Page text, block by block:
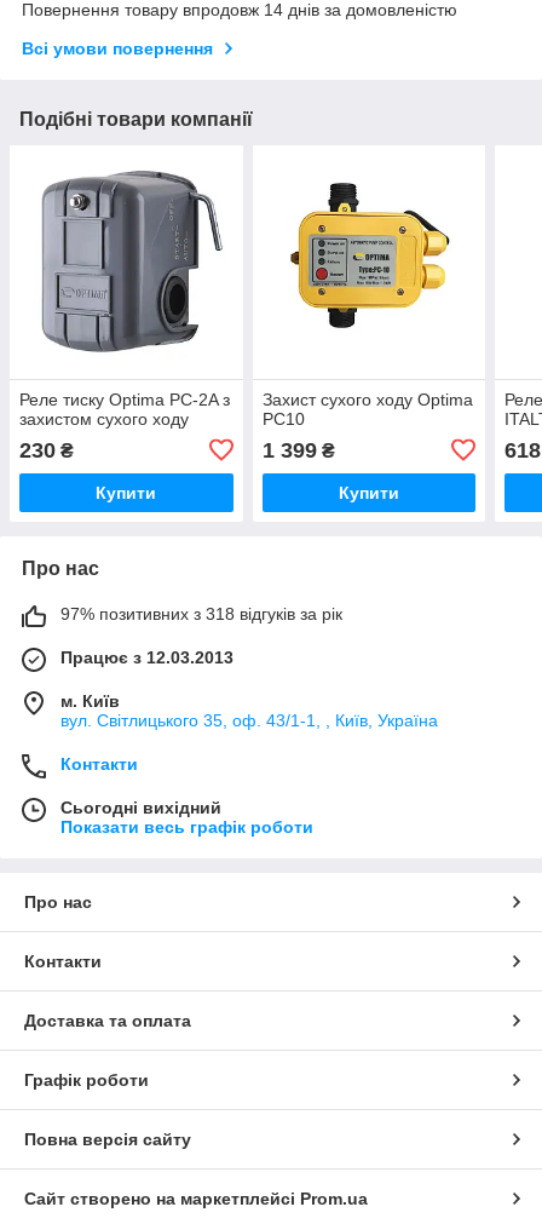
Повернення товару впродовж 14 днів за домовленістю
Всі умови повернення
Подібні товари компанії
Реле тиску Optima РС-2A з
захистом сухого ходу
230 ₴
Купити
Захист сухого ходу Optima
PC10
1 399₴
Купити
618
Про нас
97% позитивних з 318 відгуків за рік
Працює з 12.03.2013
м. Київ
вул. Світлицького 35, оф. 43/1-1, , Київ, Україна
Контакти
Сьогодні вихідний
Показати весь графік роботи
Про нас
Контакти
Доставка та оплата
Графік роботи
Повна версія сайту
Сайт створено на маркетплейсі Prom.ua